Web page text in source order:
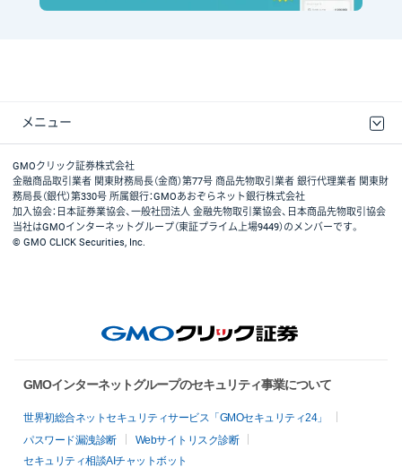
メニュー
取引規程・約款
最良執行方針
ディスクレイマー
リスク説明
GMOクリック証券ホームページ
GMOクリック証券株式会社
金融商品取引業者 関東財務局長（金商）第77号 商品先物取引業者 銀行代理業者 関東財
務局長（銀代）第330号 所属銀行：GMOあおぞらネット銀行株式会社
加入協会：日本証券業協会、一般社団法人 金融先物取引業協会、日本商品先物取引協会
当社はGMOインターネットグループ（東証プライム上場9449）のメンバーです。
© GMO CLICK Securities, Inc.
GMOインターネットグループのセキュリティ事業について
世界初総合ネットセキュリティサービス「GMOセキュリティ24」
パスワード漏洩診断
Webサイトリスク診断
セキュリティ相談AIチャットボット